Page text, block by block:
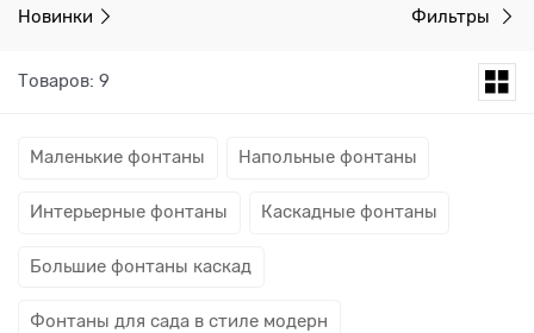
Новинки Фильтры
Товаров: 9
Маленькие фонтаны Напольные фонтаны
Интерьерные фонтаны Каскадные фонтаны
Большие фонтаны каскад
Фонтаны для сада в стиле модерн